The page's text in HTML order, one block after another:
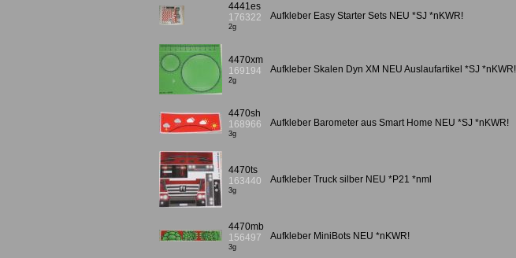
4441es
176322
2g
Aufkleber Easy Starter Sets NEU *SJ *nKWR!
4470xm
169194
2g
Aufkleber Skalen Dyn XM NEU Auslaufartikel *SJ *nKWR!
4470sh
168966
3g
Aufkleber Barometer aus Smart Home NEU *SJ *nKWR!
4470ts
163440
3g
Aufkleber Truck silber NEU *P21 *nml
4470mb
156497
3g
Aufkleber MiniBots NEU *nKWR!